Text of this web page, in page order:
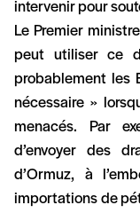
intervenir pour
Le Premier
peut utiliser ce
probablement les
nécessaire »
menacés. Par
d’envoyer des
d’Ormuz, à
importations de